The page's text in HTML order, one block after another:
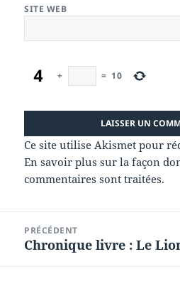
SITE WEB
+ = 10
Ce site utilise Akismet pour
En savoir plus sur la façon
commentaires sont traitées.
l’article
PRÉCÉDENT
Article
Chronique livre : Le